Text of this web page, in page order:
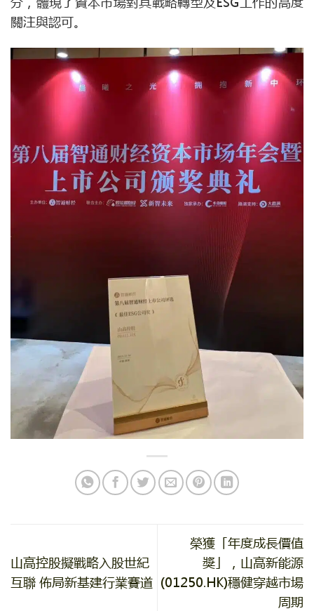
關注與認可。
山高控股擬戰略入股世紀
互聯 佈局新基建行業賽道
榮獲「年度成長價值
獎」，山高新能源
(01250.HK)穩健穿越市場
周期